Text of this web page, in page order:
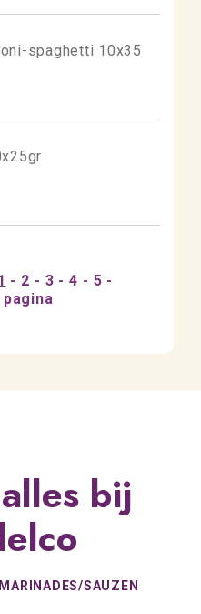
spaghetti 10x35
2 3 4
5
bij
MARINADES/SAUZEN